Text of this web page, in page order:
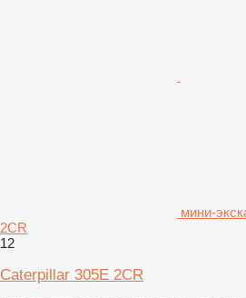
мини-
2CR
12
Caterpillar 305E 2CR